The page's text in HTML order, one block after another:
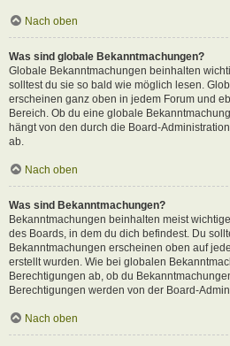
Nach oben
Was sind globale Bekanntmachungen?
Globale Bekanntmachungen beinhalten
solltest du sie so bald wie möglich lesen.
erscheinen ganz oben in jedem Forum und
Bereich. Ob du eine globale
hängt von den durch die Board-
ab.
Nach oben
Was sind Bekanntmachungen?
Bekanntmachungen beinhalten meist
des Boards, in dem du dich befindest. Du
Bekanntmachungen erscheinen oben auf
erstellt wurden. Wie bei globalen
Berechtigungen ab, ob du
Berechtigungen werden von der Board-
Nach oben